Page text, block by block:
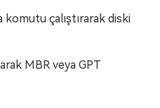
komutu çalıştırarak diski
MBR veya GPT